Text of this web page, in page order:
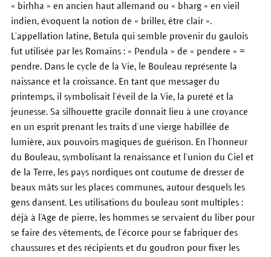
« birhha » en ancien haut allemand ou « bharg » en vieil
indien, évoquent la notion de « briller, être clair ».
L’appellation latine, Betula qui semble provenir du gaulois
fut utilisée par les Romains : « Pendula » de « pendere » =
pendre. Dans le cycle de la Vie, le Bouleau représente la
naissance et la croissance. En tant que messager du
printemps, il symbolisait l’éveil de la Vie, la pureté et la
jeunesse. Sa silhouette gracile donnait lieu à une croyance
en un esprit prenant les traits d’une vierge habillée de
lumière, aux pouvoirs magiques de guérison. En l’honneur
du Bouleau, symbolisant la renaissance et l’union du Ciel et
de la Terre, les pays nordiques ont coutume de dresser de
beaux mâts sur les places communes, autour desquels les
gens dansent. Les utilisations du bouleau sont multiples :
déjà à l’Age de pierre, les hommes se servaient du liber pour
se faire des vêtements, de l’écorce pour se fabriquer des
chaussures et des récipients et du goudron pour fixer les